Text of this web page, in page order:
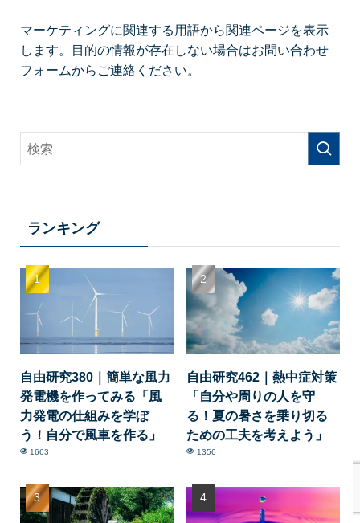
マーケティングに関連する用語から関連ページを表示
します。目的の情報が存在しない場合はお問い合わせ
フォームからご連絡ください。
ランキング
自由研究380｜簡単な風力
発電機を作ってみる「風
力発電の仕組みを学ぼ
う！自分で風車を作る」
1663
自由研究462｜熱中症対策
「自分や周りの人を守
る！夏の暑さを乗り切る
ための工夫を考えよう」
1356